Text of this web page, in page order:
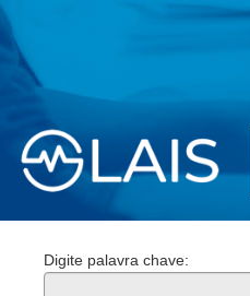
Digite palavra chave: